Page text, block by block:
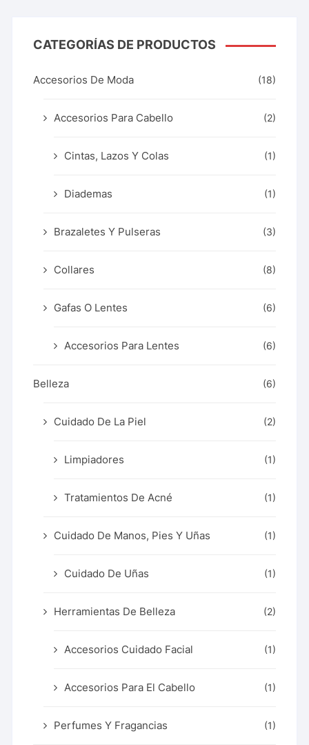
CATEGORÍAS DE PRODUCTOS
Accesorios De Moda (18)
Accesorios Para Cabello (2)
Cintas, Lazos Y Colas (1)
Diademas (1)
Brazaletes Y Pulseras (3)
Collares (8)
Gafas O Lentes (6)
Accesorios Para Lentes (6)
Belleza (6)
Cuidado De La Piel (2)
Limpiadores (1)
Tratamientos De Acné (1)
Cuidado De Manos, Pies Y Uñas (1)
Cuidado De Uñas (1)
Herramientas De Belleza (2)
Accesorios Cuidado Facial (1)
Accesorios Para El Cabello (1)
Perfumes Y Fragancias (1)